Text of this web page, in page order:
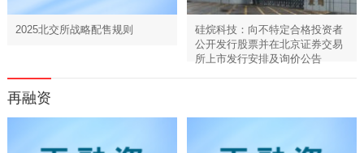
2025北交所战略配售规则
硅烷科技：向不特定合格投资者
公开发行股票并在北京证券交易
所上市发行安排及询价公告
再融资